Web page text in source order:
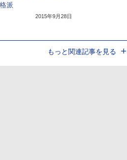
格派
2015年9月28日
もっと関連記事を見る